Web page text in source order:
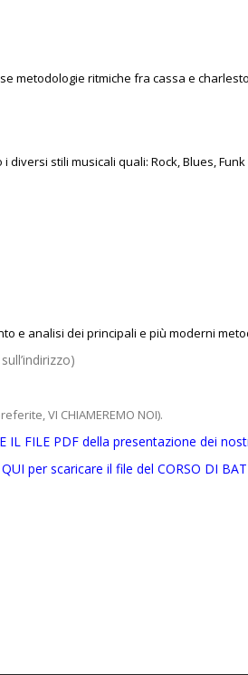
metodologie ritmiche fra cassa e
stili musicali quali: Rock, Blues,
e analisi dei principali e più moderni
VI CHIAMEREMO NOI).
IL FILE PDF della presentazione dei
QUI per scaricare il file del CORSO DI